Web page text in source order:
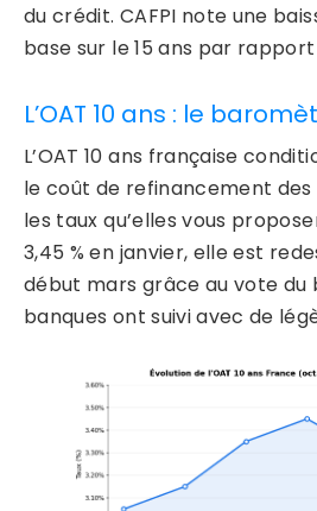
du crédit. CAFPI note une
base sur le 15 ans par
L’OAT 10 ans : le
L’OAT 10 ans française
le coût de refinancement
les taux qu’elles vous
3,45 % en janvier, elle est
début mars grâce au vote du
banques ont suivi avec de